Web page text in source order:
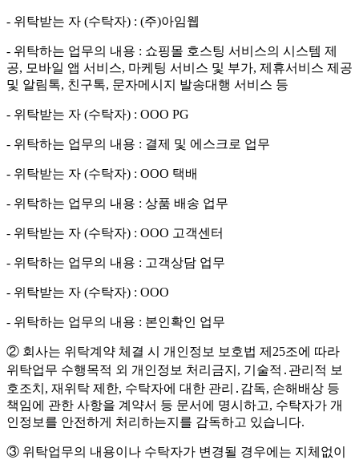
- 위탁받는 자 (수탁자) : (주)아임웹
- 위탁하는 업무의 내용 : 쇼핑몰 호스팅 서비스의 시스템 제
공, 모바일 앱 서비스, 마케팅 서비스 및 부가, 제휴서비스 제공
및 알림톡, 친구톡, 문자메시지 발송대행 서비스 등
- 위탁받는 자 (수탁자) : OOO PG
- 위탁하는 업무의 내용 : 결제 및 에스크로 업무
- 위탁받는 자 (수탁자) : OOO 택배
- 위탁하는 업무의 내용 : 상품 배송 업무
- 위탁받는 자 (수탁자) : OOO 고객센터
- 위탁하는 업무의 내용 : 고객상담 업무
- 위탁받는 자 (수탁자) : OOO
- 위탁하는 업무의 내용 : 본인확인 업무
② 회사는 위탁계약 체결 시 개인정보 보호법 제25조에 따라
위탁업무 수행목적 외 개인정보 처리금지, 기술적․관리적 보
호조치, 재위탁 제한, 수탁자에 대한 관리․감독, 손해배상 등
책임에 관한 사항을 계약서 등 문서에 명시하고, 수탁자가 개
인정보를 안전하게 처리하는지를 감독하고 있습니다.
③ 위탁업무의 내용이나 수탁자가 변경될 경우에는 지체없이